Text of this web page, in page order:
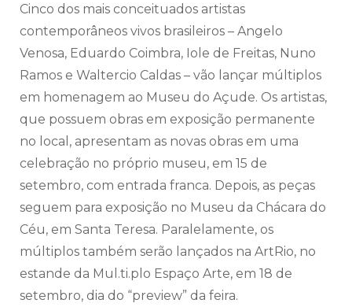
Cinco dos mais conceituados artistas
contemporâneos vivos brasileiros – Angelo
Venosa, Eduardo Coimbra, Iole de Freitas, Nuno
Ramos e Waltercio Caldas – vão lançar múltiplos
em homenagem ao Museu do Açude. Os artistas,
que possuem obras em exposição permanente
no local, apresentam as novas obras em uma
celebração no próprio museu, em 15 de
setembro, com entrada franca. Depois, as peças
seguem para exposição no Museu da Chácara do
Céu, em Santa Teresa. Paralelamente, os
múltiplos também serão lançados na ArtRio, no
estande da Mul.ti.plo Espaço Arte, em 18 de
setembro, dia do “preview” da feira.